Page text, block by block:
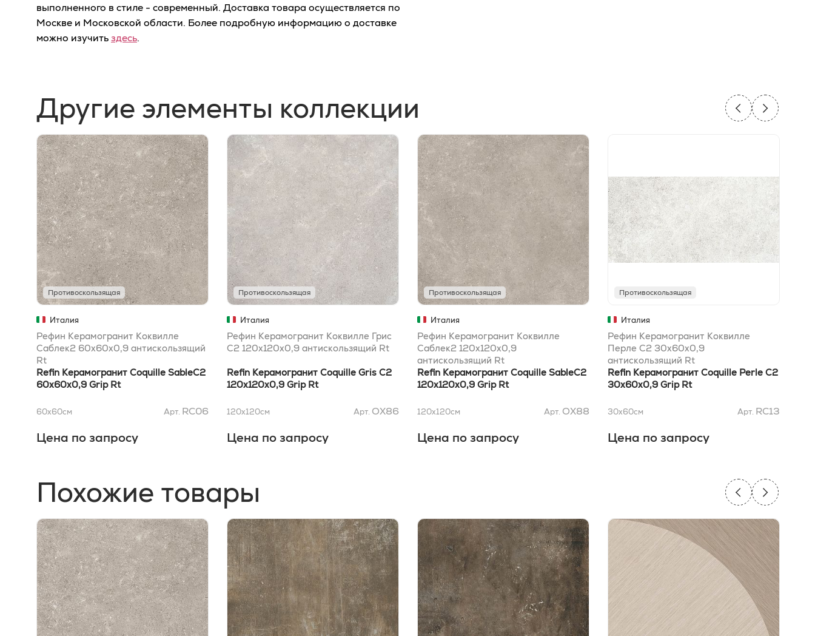
выполненного в стиле - современный. Доставка товара осуществляется по
Москве и Московской области. Более подробную информацию о доставке
можно изучитьздесь.
Другие элементы коллекции
Противоскользящая
Италия
Рефин Керамогранит Коквилле
Саблек2 60x60x0,9 антискользящий
Rt
Refin Керамогранит Coquille SableC2
60x60x0,9 Grip Rt
60x60см Арт. RC06
Цена по запросу
Противоскользящая
Италия
Рефин Керамогранит Коквилле Грис
C2 120x120x0,9 антискользящий Rt
Refin Керамогранит Coquille Gris C2
120x120x0,9 Grip Rt
120x120см Арт. OX86
Цена по запросу
Противоскользящая
Италия
Рефин Керамогранит Коквилле
Саблек2 120x120x0,9
антискользящий Rt
Refin Керамогранит Coquille SableC2
120x120x0,9 Grip Rt
120x120см Арт. OX88
Цена по запросу
Противоскользящая
Италия
Рефин Керамогранит Коквилле
Перле C2 30x60x0,9
антискользящий Rt
Refin Керамогранит Coquille Perle C2
30x60x0,9 Grip Rt
30x60см Арт. RC13
Цена по запросу
Похожие товары